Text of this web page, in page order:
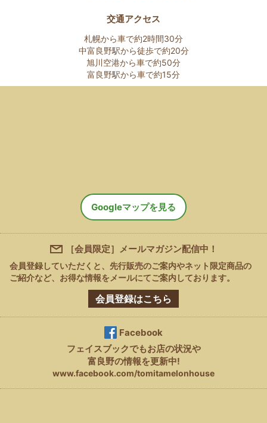
Googleマップを見る
交通アクセス
札幌から車で約2時間30分
中富良野駅から徒歩で約20分
旭川空港から車で約50分
富良野駅から車で約15分
［会員限定］メールマガジン配信中！
会員登録していただくと、先行販売のご案内やネット限定商品の
ご紹介など、 お得な情報をメールにてご案内しております。
会員登録はこちら
Facebook
フェイスブックでもお店の状況や
富良野の情報を更新中!
www.facebook.com/tomitamelonhouse